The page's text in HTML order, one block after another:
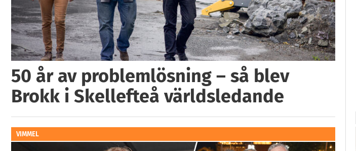
50 år av problemlösning – så blev
Brokk i Skellefteå världsledande
VIMMEL